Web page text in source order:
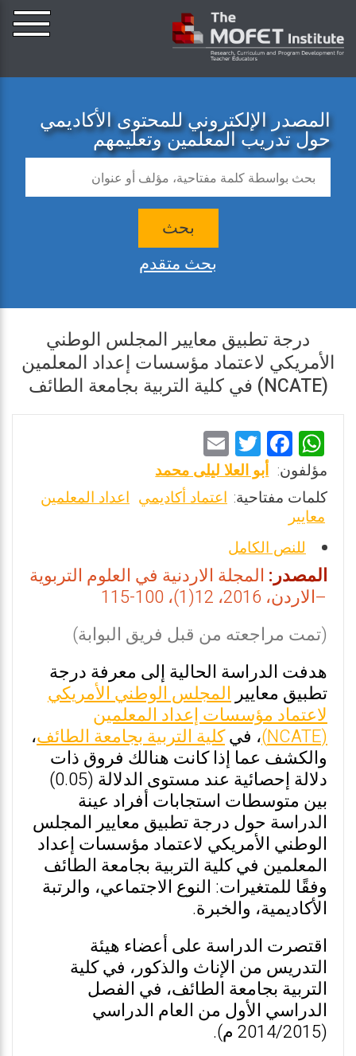
المصدر الإلكتروني للمحتوى الأكاديمي
حول تدريب المعلمين وتعليمهم
بحث
بحث متقدم
درجة تطبيق معايير المجلس الوطني
الأمريكي لاعتماد مؤسسات إعداد المعلمين
(NCATE) في كلية التربية بجامعة الطائف
W
h
at
s
A
p
p
F
a
ce
o
o
k
T
wi
tt
m
ai
مؤلفون: أبو العلا ليلى محمد
كلمات مفتاحية: اعتماد أكاديمي اعداد المعلمين
معايير
للنص الكامل
المصدر: المجلة الاردنية في العلوم التربوية
–الاردن، 2016، 12(1)، 100-115
(تمت مراجعته من قبل فريق البوابة)
هدفت الدراسة الحالية إلى معرفة درجة
تطبيق معايير المجلس الوطني الأمريكي
لاعتماد مؤسسات إعداد المعلمين
(NCATE)
، فيكلية التربية بجامعة الطائف،
والكشف عما إذا كانت هنالك فروق ذات
دلالة إحصائية عند مستوى الدلالة (0.05)
بين متوسطات استجابات أفراد عينة
الدراسة حول درجة تطبيق معايير المجلس
الوطني الأمريكي لاعتماد مؤسسات إعداد
المعلمين في كلية التربية بجامعة الطائف
وفقًا للمتغيرات: النوع الاجتماعي، والرتبة
الأكاديمية، والخبرة.
اقتصرت الدراسة على أعضاء هيئة
التدريس من الإناث والذكور، في كلية
التربية بجامعة الطائف، في الفصل
الدراسي الأول من العام الدراسي
(2014/2015 م).